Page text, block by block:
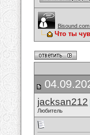
Что ты
jacksan212
Любитель